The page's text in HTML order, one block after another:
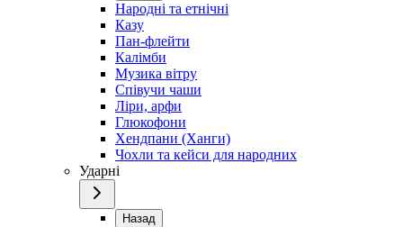
Народні та етнічні
Казу
Пан-флейти
Калімби
Музика вітру
Співучи чаши
Ліри, арфи
Глюкофони
Хендпани (Ханги)
Чохли та кейси для народних
Ударні
Назад